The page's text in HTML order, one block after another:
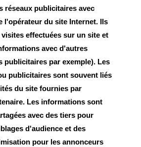
réseaux publicitaires avec
l'opérateur du site Internet. Ils
effectuées sur un site et
avec d'autres
publicitaires par exemple). Les
publicitaires sont souvent liés
du site fournies par
Les informations sont
avec des tiers pour
d'audience et des
pour les annonceurs